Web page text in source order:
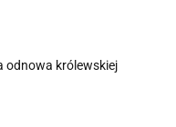
odnowa królewskiej